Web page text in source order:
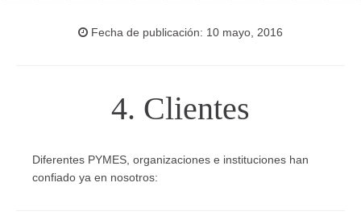
Fecha de publicación: 10 mayo, 2016
4. Clientes
Diferentes PYMES, organizaciones e instituciones han
confiado ya en nosotros: